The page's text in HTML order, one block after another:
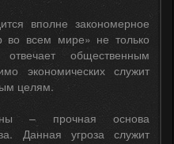
вполне закономерное
во всем мире» не только
общественным
экономических служит
целям.
– прочная основа
Данная угроза служит